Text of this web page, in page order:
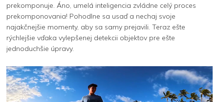
prekomponuje. Áno, umelá inteligencia zvládne celý proces
prekomponovania! Pohodlne sa usaď a nechaj svoje
najakčnejšie momenty, aby sa samy prejavili. Teraz ešte
rýchlejšie vďaka vylepšenej detekcii objektov pre ešte
jednoduchšie úpravy.